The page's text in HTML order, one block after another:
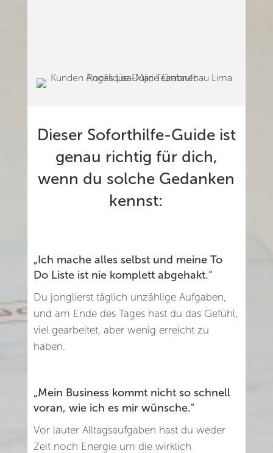
Dieser Soforthilfe-Guide ist
genau richtig für dich,
wenn du solche Gedanken
kennst:
„Ich mache alles selbst und meine To
Do Liste ist nie komplett abgehakt.“
Du jonglierst täglich unzählige Aufgaben,
und am Ende des Tages hast du das Gefühl,
viel gearbeitet, aber wenig erreicht zu
haben.
„Mein Business kommt nicht so schnell
voran, wie ich es mir wünsche."
Vor lauter Alltagsaufgaben hast du weder
Zeit noch Energie um die wirklich